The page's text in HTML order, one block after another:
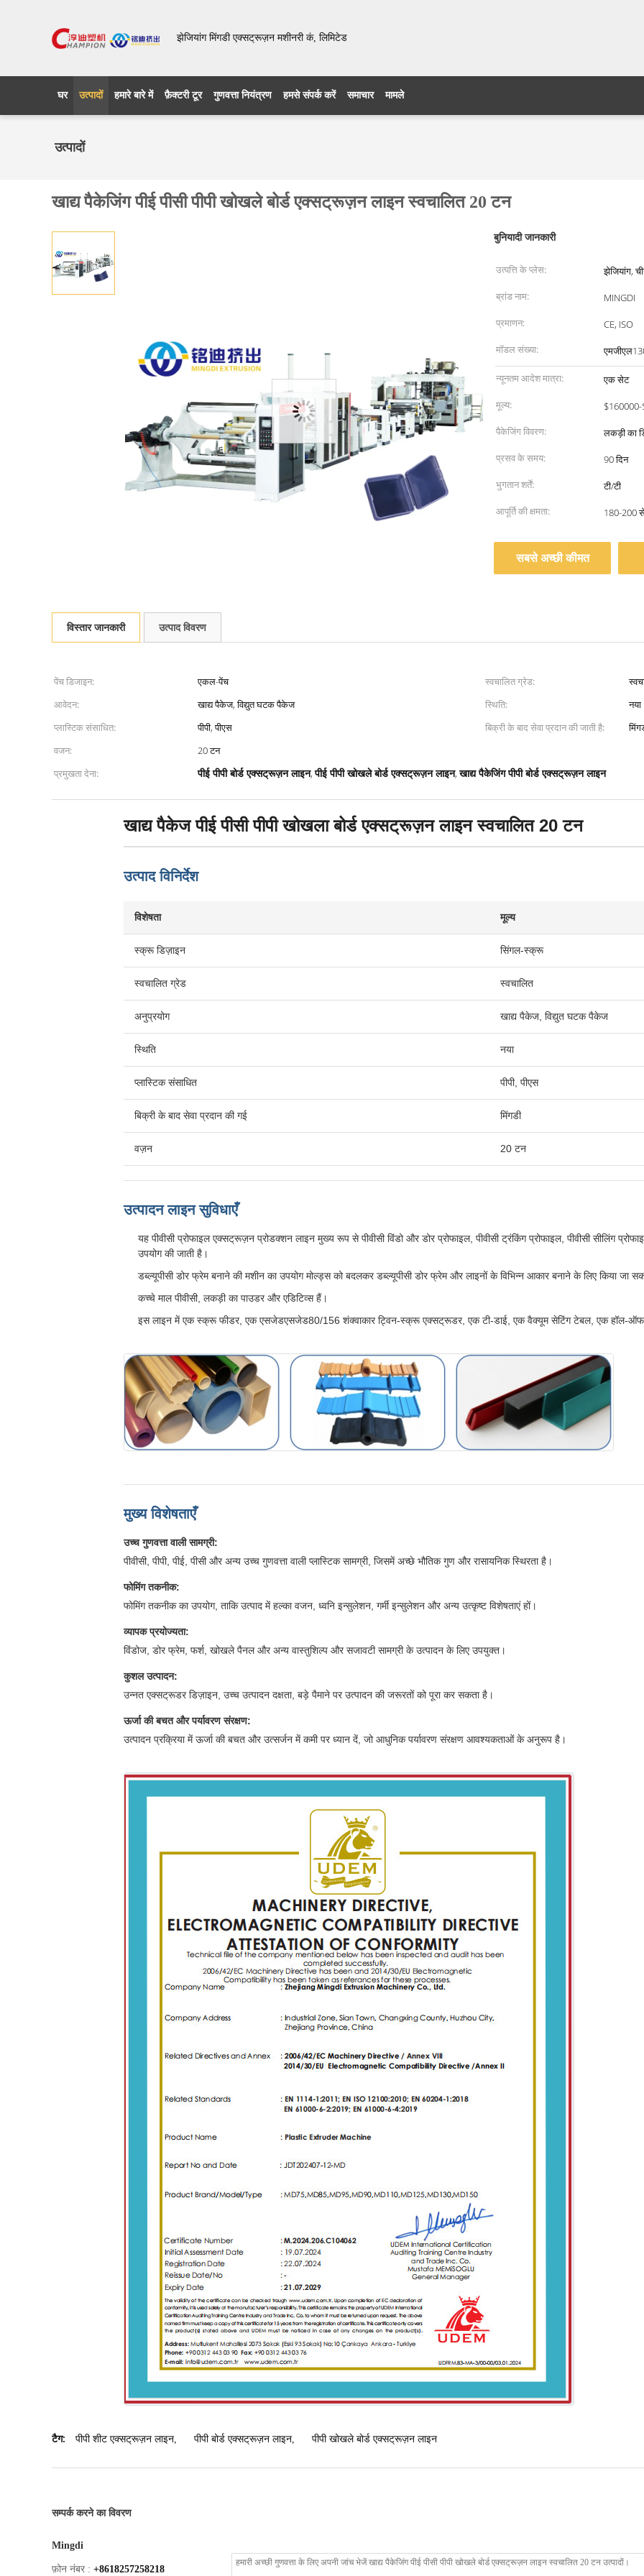
झेजियांग मिंगडी एक्सट्रूज़न मशीनरी कं, लिमिटेड
घर उत्पादों हमारे बारे में फ़ैक्टरी टूर गुणवत्ता नियंत्रण हमसे संपर्क करें समाचार मामले
उत्पादों
खाद्य पैकेजिंग पीई पीसी पीपी खोखले बोर्ड एक्सट्रूज़न लाइन स्वचालित 20 टन
बुनियादी जानकारी
उत्पत्ति के प्लेस:
झेजियांग,
ब्रांड नाम:
MINGDI
प्रमाणन:
CE, ISO
मॉडल संख्या:
न्यूनतम आदेश मात्रा:
एक सेट
मूल्य:
पैकेजिंग विवरण:
लकड़ी का
प्रसव के समय:
90 दिन
भुगतान शर्तें:
टी/टी
आपूर्ति की क्षमता:
180-200
सबसे अच्छी कीमत
विस्तार जानकारी उत्पाद विवरण
पेंच डिजाइन: एकल-पेंच स्वचालित ग्रेड:
आवेदन:
खाद्य पैकेज, विद्युत घटक पैकेज स्थिति:
नया
प्लास्टिक संसाधित:
पीपी, पीएस बिक्री के बाद सेवा प्रदान की जाती है:
वजन:
20 टन
प्रमुखता देना:
पीई पीपी बोर्ड एक्सट्रूज़न लाइन,पीई पीपी खोखले बोर्ड एक्सट्रूज़न लाइन,खाद्य पैकेजिंग पीपी बोर्ड एक्सट्रूज़न लाइन
खाद्य पैकेज पीई पीसी पीपी खोखला बोर्ड एक्सट्रूज़न लाइन स्वचालित 20 टन
उत्पाद विनिर्देश
विशेषता मूल्य
स्क्रू डिज़ाइन सिंगल-स्क्रू
स्वचालित ग्रेड स्वचालित
अनुप्रयोग खाद्य पैकेज, विद्युत घटक पैकेज
स्थिति नया
प्लास्टिक संसाधित पीपी, पीएस
बिक्री के बाद सेवा प्रदान की गई मिंगडी
वज़न 20 टन
उत्पादन लाइन सुविधाएँ
यह पीवीसी प्रोफाइल एक्सट्रूज़न प्रोडक्शन लाइन मुख्य रूप से पीवीसी विंडो और डोर प्रोफाइल, पीवीसी ट्रंकिंग प्रोफाइल, पीवीसी सीलिंग
उपयोग की जाती है।
डब्ल्यूपीसी डोर फ्रेम बनाने की मशीन का उपयोग मोल्ड्स को बदलकर डब्ल्यूपीसी डोर फ्रेम और लाइनों के विभिन्न आकार बनाने के लिए किया जा
कच्चे माल पीवीसी, लकड़ी का पाउडर और एडिटिव्स हैं।
इस लाइन में एक स्क्रू फीडर, एक एसजेडएसजेड80/156 शंक्वाकार ट्विन-स्क्रू एक्सट्रूडर, एक टी-डाई, एक वैक्यूम सेटिंग टेबल, एक हॉल-
मुख्य विशेषताएँ
उच्च गुणवत्ता वाली सामग्री:
पीवीसी, पीपी, पीई, पीसी और अन्य उच्च गुणवत्ता वाली प्लास्टिक सामग्री, जिसमें अच्छे भौतिक गुण और रासायनिक स्थिरता है।
फोमिंग तकनीक:
फोमिंग तकनीक का उपयोग, ताकि उत्पाद में हल्का वजन, ध्वनि इन्सुलेशन, गर्मी इन्सुलेशन और अन्य उत्कृष्ट विशेषताएं हों।
व्यापक प्रयोज्यता:
विंडोज, डोर फ्रेम, फर्श, खोखले पैनल और अन्य वास्तुशिल्प और सजावटी सामग्री के उत्पादन के लिए उपयुक्त।
कुशल उत्पादन:
उन्नत एक्सट्रूडर डिज़ाइन, उच्च उत्पादन दक्षता, बड़े पैमाने पर उत्पादन की जरूरतों को पूरा कर सकता है।
ऊर्जा की बचत और पर्यावरण संरक्षण:
उत्पादन प्रक्रिया में ऊर्जा की बचत और उत्सर्जन में कमी पर ध्यान दें, जो आधुनिक पर्यावरण संरक्षण आवश्यकताओं के अनुरूप है।
टैग: पीपी शीट एक्सट्रूज़न लाइन, पीपी बोर्ड एक्सट्रूज़न लाइन, पीपी खोखले बोर्ड एक्सट्रूज़न लाइन
सम्पर्क करने का विवरण
Mingdi
फ़ोन नंबर : +8618257258218